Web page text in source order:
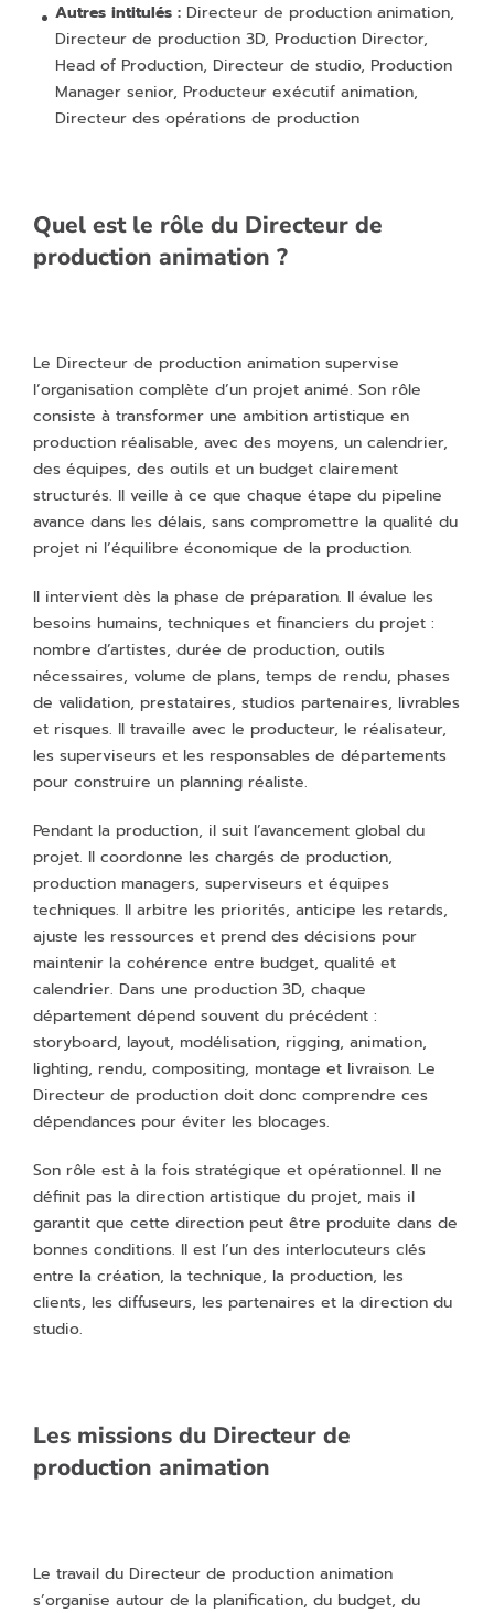
Autres intitulés : Directeur de production animation,
Directeur de production 3D, Production Director,
Head of Production, Directeur de studio, Production
Manager senior, Producteur exécutif animation,
Directeur des opérations de production
Quel est le rôle du Directeur de
production animation ?
Le Directeur de production animation supervise
l’organisation complète d’un projet animé. Son rôle
consiste à transformer une ambition artistique en
production réalisable, avec des moyens, un calendrier,
des équipes, des outils et un budget clairement
structurés. Il veille à ce que chaque étape du pipeline
avance dans les délais, sans compromettre la qualité du
projet ni l’équilibre économique de la production.
Il intervient dès la phase de préparation. Il évalue les
besoins humains, techniques et financiers du projet :
nombre d’artistes, durée de production, outils
nécessaires, volume de plans, temps de rendu, phases
de validation, prestataires, studios partenaires, livrables
et risques. Il travaille avec le producteur, le réalisateur,
les superviseurs et les responsables de départements
pour construire un planning réaliste.
Pendant la production, il suit l’avancement global du
projet. Il coordonne les chargés de production,
production managers, superviseurs et équipes
techniques. Il arbitre les priorités, anticipe les retards,
ajuste les ressources et prend des décisions pour
maintenir la cohérence entre budget, qualité et
calendrier. Dans une production 3D, chaque
département dépend souvent du précédent :
storyboard, layout, modélisation, rigging, animation,
lighting, rendu, compositing, montage et livraison. Le
Directeur de production doit donc comprendre ces
dépendances pour éviter les blocages.
Son rôle est à la fois stratégique et opérationnel. Il ne
définit pas la direction artistique du projet, mais il
garantit que cette direction peut être produite dans de
bonnes conditions. Il est l’un des interlocuteurs clés
entre la création, la technique, la production, les
clients, les diffuseurs, les partenaires et la direction du
studio.
Les missions du Directeur de
production animation
Le travail du Directeur de production animation
s’organise autour de la planification, du budget, du